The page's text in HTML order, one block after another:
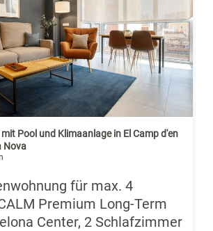
Pool und Klimaanlage in El Camp d'en
Nova
für max. 4
Premium Long-Term
Center, 2 Schlafzimmer